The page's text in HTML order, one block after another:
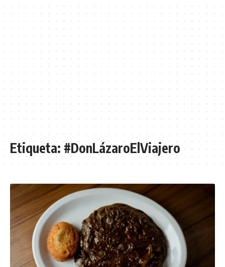
Etiqueta:#DonLázaroElViajero